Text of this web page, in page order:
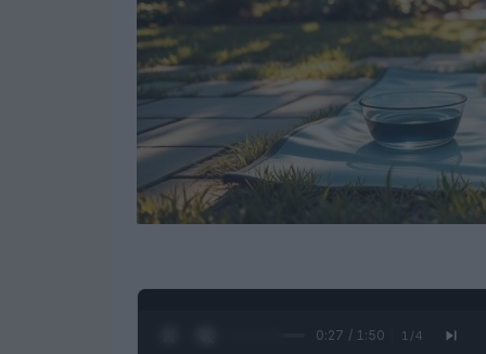
0:28 / 1:50 1 /4